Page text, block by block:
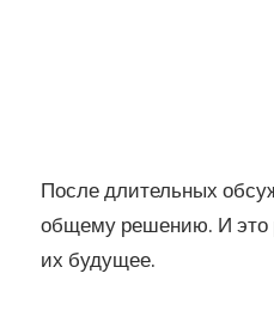
После длительных
общему решению. И это
их будущее.